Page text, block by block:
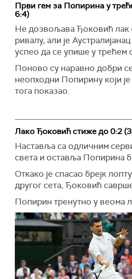
Први гем за Попирина у
6:4)
Не дозвољава Ђоковић лак
ривалу, али је
успео да се упише у трећем
Поново су наравно добри
неопходни Попирину који
тога показао.
Лако Ђоковић стиже до 0:2
Наставља са одличним
света и оставља Попирина
Откако је спасао брејк
другог сета, Ђоковић
Попирин тренутно у веома